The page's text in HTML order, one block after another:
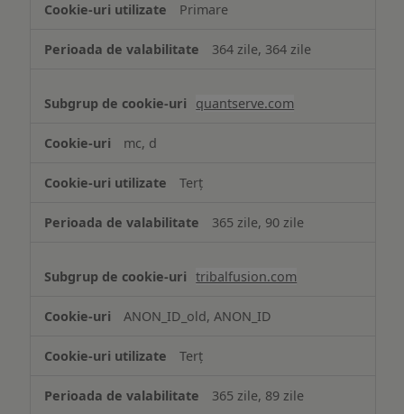
Primare
364 zile, 364 zile
quantserve.com
mc, d
Terț
365 zile, 90 zile
tribalfusion.com
ANON_ID_old, ANON_ID
Terț
365 zile, 89 zile